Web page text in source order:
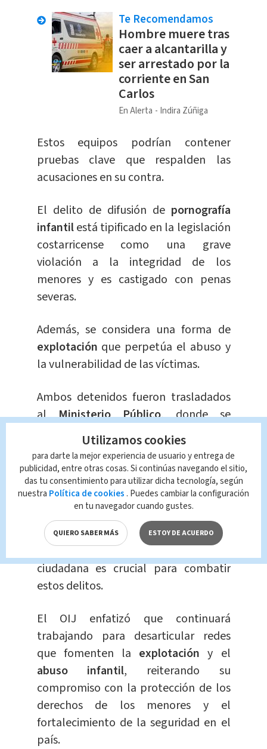
Te Recomendamos
Hombre muere tras
caer a alcantarilla y
ser arrestado por la
corriente en San
Carlos
En Alerta Indira Zúñiga
Estos equipos podrían contener
pruebas clave que respalden las
acusaciones en su contra.
El delito de difusión de pornografía
infantilestá tipificado en la legislación
costarricense como una grave
violación a la integridad de los
menores y es castigado con penas
severas.
Además, se considera una forma de
explotación que perpetúa el abuso y
la vulnerabilidad de las víctimas.
Ambos detenidos fueron trasladados
alMinisterio Público, donde se
determinará su
situación jurídica en
las próximas horas.
Las autoridades hacen un llamado a la
ciudadanía para denunciar cualquier
actividad sospechosa relacionada con
la distribuciónde contenido de esta
naturaleza, ya que la colaboración
ciudadana es crucial para combatir
estos delitos.
El OIJ enfatizó que continuará
trabajando para desarticular redes
que fomenten la explotacióny el
abuso infantil, reiterando su
compromiso con la protección de los
derechos de los menores y el
fortalecimiento de la seguridad en el
país.
Utilizamos cookies
para darte la mejor experiencia de usuario y entrega de
publicidad, entre otras cosas. Si continúas navegando el sitio,
das tu consentimiento para utilizar dicha tecnología, según
nuestra Política de cookies . Puedes cambiar la configuración
en tu navegador cuando gustes.
QUIERO SABER MÁS ESTOY DE ACUERDO